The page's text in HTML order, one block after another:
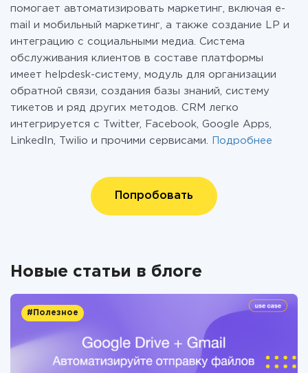
помогает автоматизировать маркетинг, включая e-
mail и мобильный маркетинг, а также создание LP и
интеграцию с социальными медиа. Система
обслуживания клиентов в составе платформы
имеет helpdesk-систему, модуль для организации
обратной связи, создания базы знаний, систему
тикетов и ряд других методов. CRM легко
интегрируется с Twitter, Facebook, Google Apps,
LinkedIn, Twilio и прочими сервисами.
Подробнее
Попробовать
Новые статьи в блоге
#Полезное